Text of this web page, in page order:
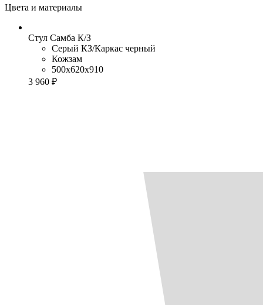
Цвета и материалы
Стул Самба К/З
Серый КЗ/Каркас черный
Кожзам
500x620x910
3 960 ₽